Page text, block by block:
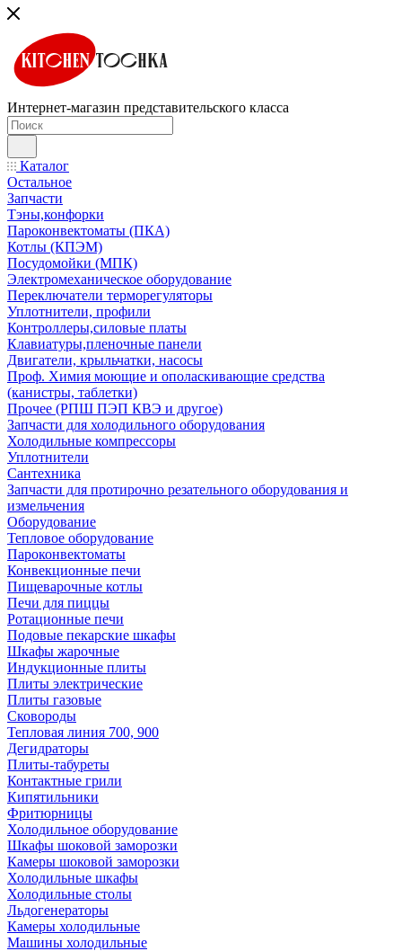
Интернет-магазин представительского класса
Каталог
Остальное
Запчасти
Тэны,конфорки
Пароконвектоматы (ПКА)
Котлы (КПЭМ)
Посудомойки (МПК)
Электромеханическое оборудование
Переключатели терморегуляторы
Уплотнители, профили
Контроллеры,силовые платы
Клавиатуры,пленочные панели
Двигатели, крыльчатки, насосы
Проф. Химия моющие и ополаскивающие средства
(канистры, таблетки)
Прочее (РПШ ПЭП КВЭ и другое)
Запчасти для холодильного оборудования
Холодильные компрессоры
Уплотнители
Сантехника
Запчасти для протирочно резательного оборудования и
измельчения
Оборудование
Тепловое оборудование
Пароконвектоматы
Конвекционные печи
Пищеварочные котлы
Печи для пиццы
Ротационные печи
Подовые пекарские шкафы
Шкафы жарочные
Индукционные плиты
Плиты электрические
Плиты газовые
Сковороды
Тепловая линия 700, 900
Дегидраторы
Плиты-табуреты
Контактные грили
Кипятильники
Фритюрницы
Холодильное оборудование
Шкафы шоковой заморозки
Камеры шоковой заморозки
Холодильные шкафы
Холодильные столы
Льдогенераторы
Камеры холодильные
Машины холодильные